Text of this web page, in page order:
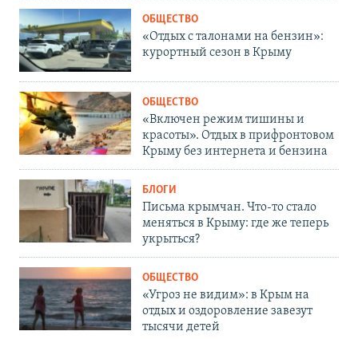
ОБЩЕСТВО
«Отдых с талонами на бензин»:
курортный сезон в Крыму
ОБЩЕСТВО
«Включен режим тишины и
красоты». Отдых в прифронтовом
Крыму без интернета и бензина
БЛОГИ
Письма крымчан. Что-то стало
меняться в Крыму: где же теперь
укрыться?
ОБЩЕСТВО
«Угроз не видим»: в Крым на
отдых и оздоровление завезут
тысячи детей